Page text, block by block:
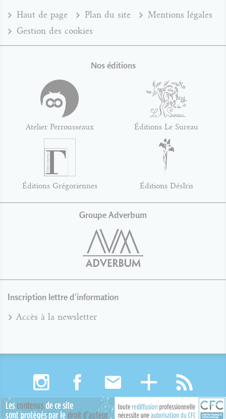
Haut de page Plan du site
Mentions légales
Gestion des cookies
Nos éditions
Atelier Perrousseaux Éditions Le Sureau
Éditions Grégoriennes Éditions DésIris
Groupe Adverbum
Inscription lettre d'information
Accès à la newsletter